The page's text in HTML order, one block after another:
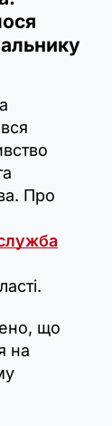
Про
що
на